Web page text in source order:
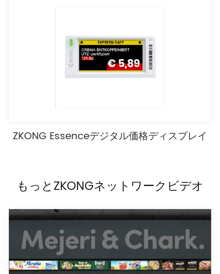
ZKONG Essenceデジタル価格ディスプレイ
もっとZKONGネットワークビデオ